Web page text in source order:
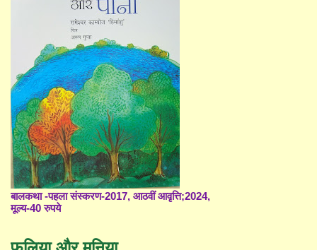
बालकथा -पहला संस्करण-2017, आठवीं आवृत्ति;2024,
मूल्य-40 रुपये